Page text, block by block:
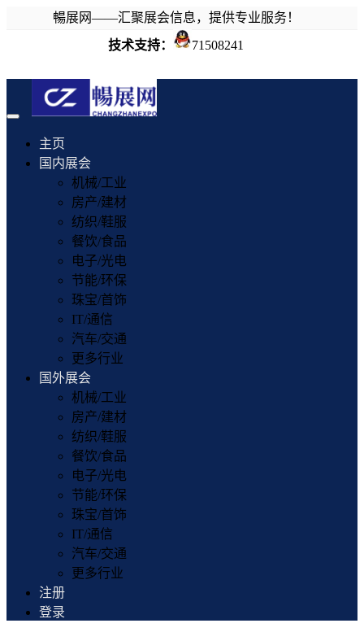
暢展网——汇聚展会信息，提供专业服务！
技术支持：
71508241
Toggle
navigation
主页
国内展会
机械/工业
房产/建材
纺织/鞋服
餐饮/食品
电子/光电
节能/环保
珠宝/首饰
IT/通信
汽车/交通
更多行业
国外展会
机械/工业
房产/建材
纺织/鞋服
餐饮/食品
电子/光电
节能/环保
珠宝/首饰
IT/通信
汽车/交通
更多行业
注册
登录